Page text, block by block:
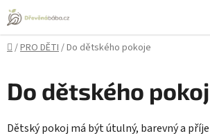
Přejít
na
obsah
Domů
/PRO DĚTI/Do dětského pokoje
Do dětského
Dětský pokoj má být útulný, barevný a